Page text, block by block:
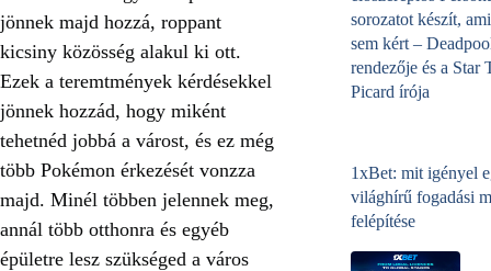
jönnek majd hozzá, roppant
kicsiny közösség alakul ki ott.
Ezek a teremtmények kérdésekkel
jönnek hozzád, hogy miként
tehetnéd jobbá a várost, és ez még
több Pokémon érkezését vonzza
majd. Minél többen jelennek meg,
annál több otthonra és egyéb
épületre lesz szükséged a város
sorozatot készít,
sem kért –
rendezője és a Star
Picard írója
1xBet: mit igényel
világhírű fogadási
felépítése